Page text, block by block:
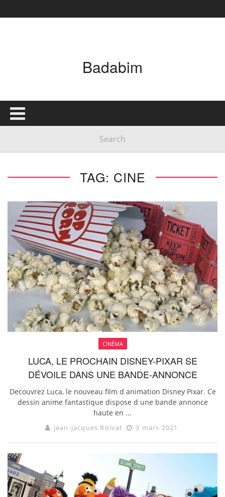
Badabim
TAG: CINE
CINÉMA
LUCA, LE PROCHAIN DISNEY-PIXAR SE
DÉVOILE DANS UNE BANDE-ANNONCE
Decouvrez Luca, le nouveau film d animation Disney Pixar. Ce
dessin anime fantastique dispose d une bande annonce
haute en ...
jean-jacques Roivat 3 mars 2021